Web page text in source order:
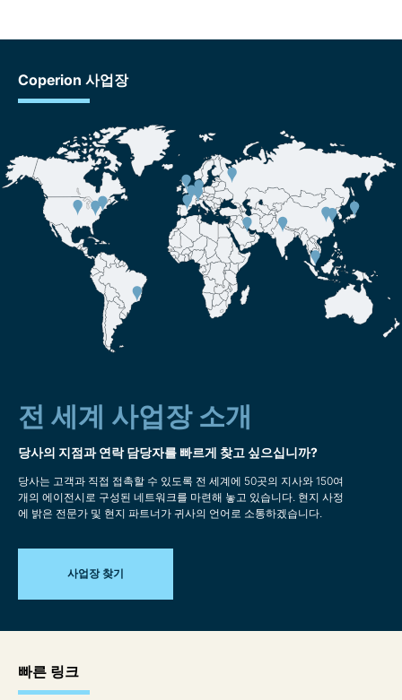
Coperion 사업장
전 세계 사업장 소개
당사의 지점과 연락 담당자를 빠르게 찾고 싶으십니까?
당사는 고객과 직접 접촉할 수 있도록 전 세계에 50곳의 지사와 150여
개의 에이전시로 구성된 네트워크를 마련해 놓고 있습니다. 현지 사정
에 밝은 전문가 및 현지 파트너가 귀사의 언어로 소통하겠습니다.
사업장 찾기
빠른 링크